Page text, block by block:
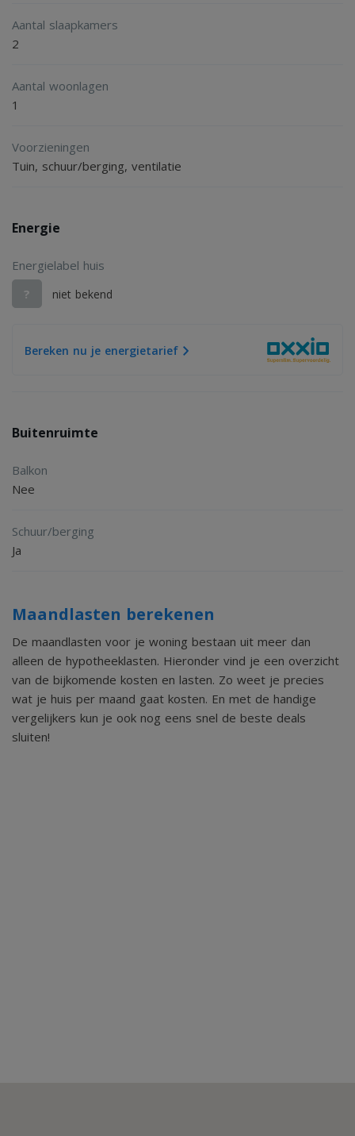
Een verzorgd chalet op een mooie locatie op de Veluwe,
met een privacyvolle tuin en alle voorzieningen voor een
Aantal slaapkamers
2
Aantal woonlagen
1
Voorzieningen
Tuin, schuur/berging, ventilatie
Energie
Energielabel huis
?
niet bekend
Bereken nu je energietarief
Buitenruimte
Balkon
Nee
Schuur/berging
Ja
Maandlasten berekenen
De maandlasten voor je woning bestaan uit meer dan
alleen de hypotheeklasten. Hieronder vind je een overzicht
van de bijkomende kosten en lasten. Zo weet je precies
wat je huis per maand gaat kosten. En met de handige
vergelijkers kun je ook nog eens snel de beste deals
sluiten!